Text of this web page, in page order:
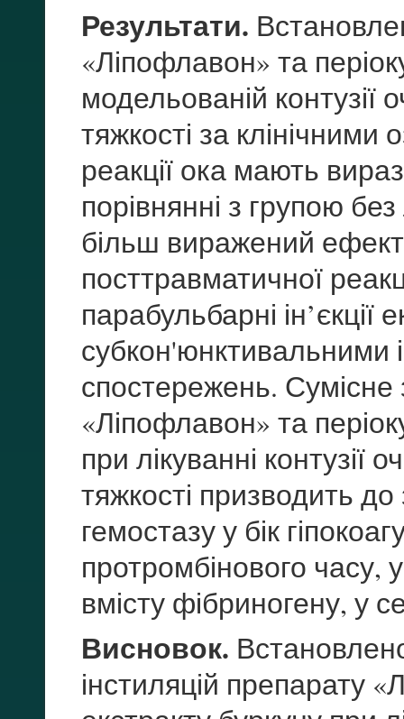
Результати.
«Ліпофлавон» та
модельованій контузії
тяжкості за
реакції ока мають
порівнянні з групою
більш виражений
посттравматичної
парабульбарні ін’єкції
субкон'юнктивальними
спостережень.
«Ліпофлавон» та
при лікуванні контузії
тяжкості призводить до
гемостазу у бік
протромбінового
вмісту фібриногену, у
Висновок.
інстиляцій препарату